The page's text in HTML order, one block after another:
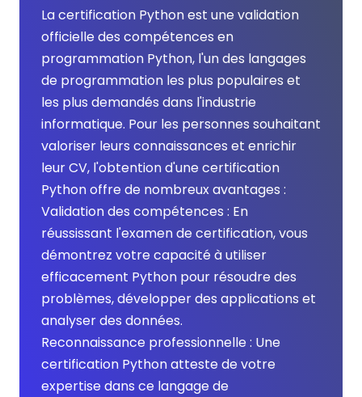
La certification Python est une validation
officielle des compétences en
programmation Python, l'un des langages
de programmation les plus populaires et
les plus demandés dans l'industrie
informatique. Pour les personnes souhaitant
valoriser leurs connaissances et enrichir
leur CV, l'obtention d'une certification
Python offre de nombreux avantages :
Validation des compétences : En
réussissant l'examen de certification, vous
démontrez votre capacité à utiliser
efficacement Python pour résoudre des
problèmes, développer des applications et
analyser des données.
Reconnaissance professionnelle : Une
certification Python atteste de votre
expertise dans ce langage de